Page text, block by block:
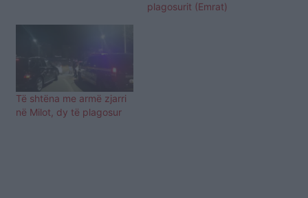
plagosurit (Emrat)
Të shtëna me armë zjarri
në Milot, dy të plagosur